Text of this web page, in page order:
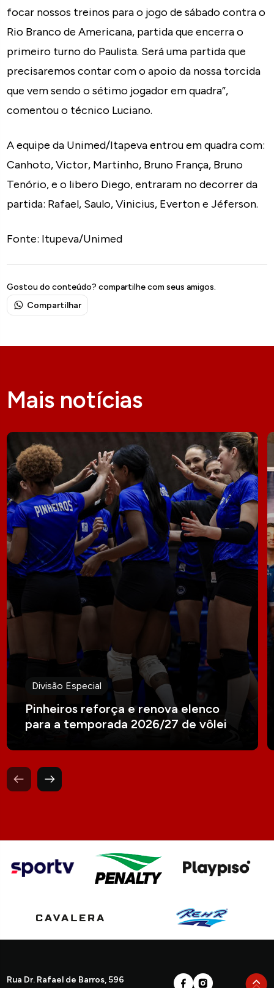
focar nossos treinos para o jogo de sábado contra o
Rio Branco de Americana, partida que encerra o
primeiro turno do Paulista. Será uma partida que
precisaremos contar com o apoio da nossa torcida
que vem sendo o sétimo jogador em quadra”,
comentou o técnico Luciano.
A equipe da Unimed/Itapeva entrou em quadra com:
Canhoto, Victor, Martinho, Bruno França, Bruno
Tenório, e o libero Diego, entraram no decorrer da
partida: Rafael, Saulo, Vinicius, Everton e Jéferson.
Fonte: Itupeva/Unimed
Gostou do conteúdo? compartilhe com seus amigos.
Compartilhar
Mais notícias
Divisão Especial
Pinheiros reforça e renova elenco
para a temporada 2026/27 de vôlei
Rua Dr. Rafael de Barros, 596